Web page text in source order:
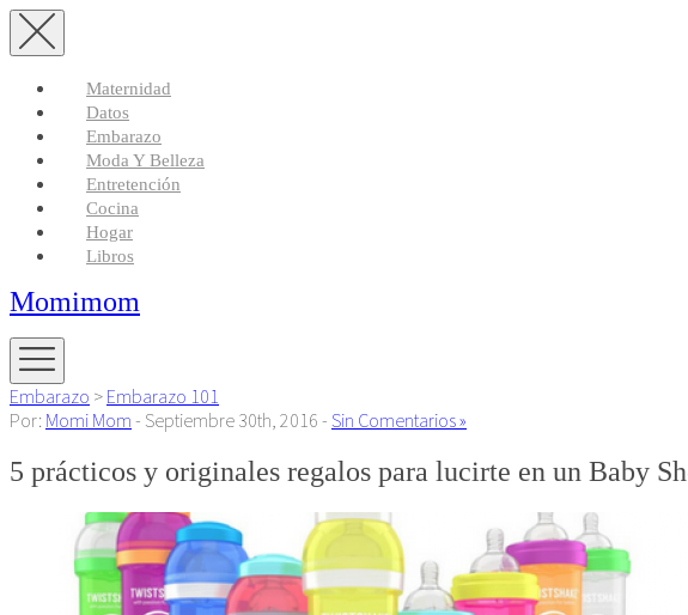
Maternidad
Datos
Embarazo
Moda Y Belleza
Entretención
Cocina
Hogar
Libros
Momimom
Embarazo > Embarazo 101
Por: Momi Mom - Septiembre 30th, 2016 - Sin Comentarios »
5 prácticos y originales regalos para lucirte en un Baby